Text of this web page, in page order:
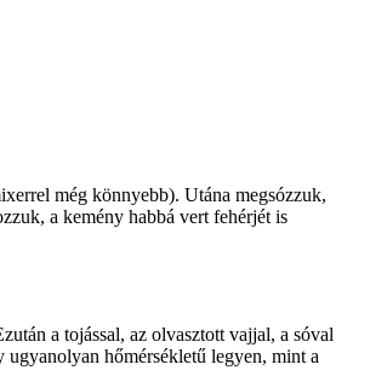
még könnyebb). Utána megsózzuk,
a kemény habbá vert fehérjét is
a tojással, az olvasztott vajjal, a sóval
hőmérsékletű legyen, mint a